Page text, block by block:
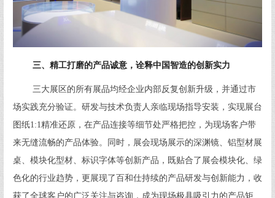
三、精工打磨的产品诚意，诠释中国智造的创新实力
三大展区的所有展品均经企业内部反复创新升级，并通过市
场实践充分验证。研发与技术负责人亲临现场指导安装，实现展台
图纸1:1精准还原，在产品连接等细节处严格把控，为现场客户带
来无缝流畅的产品体验。同时，展会现场展示的深渊镜、铝型材展
桌、模块化型材、标识字体等创新产品，既贴合了展会模块化、绿
色化的行业趋势，更展现了百和仕持续的产品研发与创新能力，收
获了全球客户的广泛关注与咨询，成为现场极具吸引力的产品矩